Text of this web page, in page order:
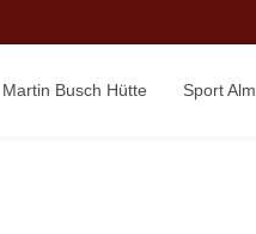
Martin Busch Hütte Sport Alm